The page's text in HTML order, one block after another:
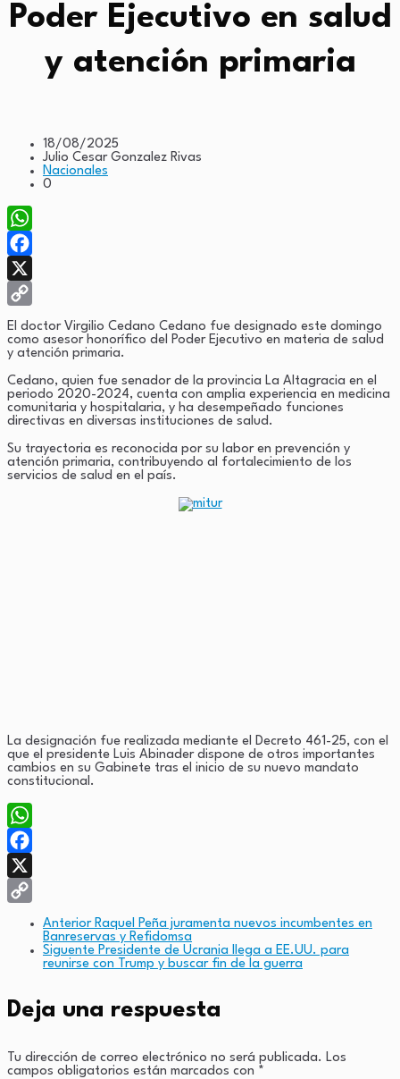
Poder Ejecutivo en salud
y atención primaria
18/08/2025
Julio Cesar Gonzalez Rivas
Nacionales
0
WhatsApp
Facebook
X
Copy
Link
El doctor Virgilio Cedano Cedano fue designado este domingo
como asesor honorífico del Poder Ejecutivo en materia de salud
y atención primaria.
Cedano, quien fue senador de la provincia La Altagracia en el
periodo 2020-2024, cuenta con amplia experiencia en medicina
comunitaria y hospitalaria, y ha desempeñado funciones
directivas en diversas instituciones de salud.
Su trayectoria es reconocida por su labor en prevención y
atención primaria, contribuyendo al fortalecimiento de los
servicios de salud en el país.
La designación fue realizada mediante el Decreto 461-25, con el
que el presidente Luis Abinader dispone de otros importantes
cambios en su Gabinete tras el inicio de su nuevo mandato
constitucional.
WhatsApp
Facebook
X
Anterior Raquel Peña juramenta nuevos incumbentes en
Banreservas y Refidomsa
Siguente Presidente de Ucrania llega a EE.UU. para
reunirse con Trump y buscar fin de la guerra
Deja una respuesta
Tu dirección de correo electrónico no será publicada. Los
campos obligatorios están marcados con *